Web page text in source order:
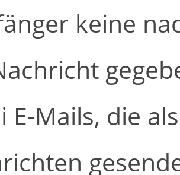
keine
E-Mails, die